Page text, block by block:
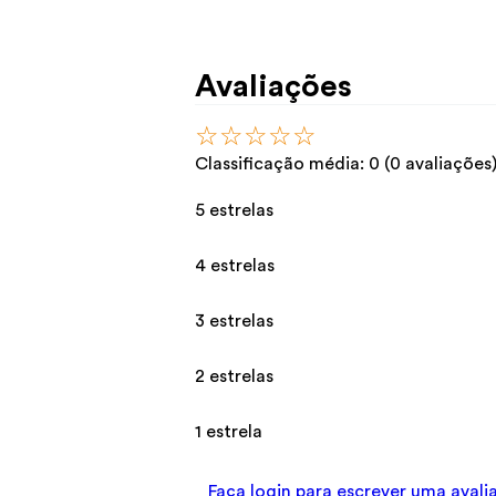
Avaliações
☆☆☆☆☆
Classificação média: 0 (0 avaliações)
5 estrelas
4 estrelas
3 estrelas
2 estrelas
1 estrela
Faça login para escrever uma